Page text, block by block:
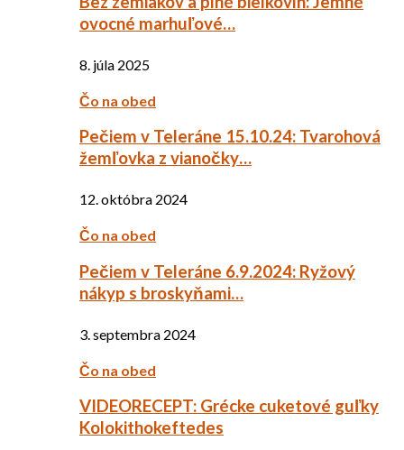
ovocné marhuľové…
8. júla 2025
Čo na obed
Pečiem v Teleráne 15.10.24: Tvarohová
žemľovka z vianočky…
12. októbra 2024
Čo na obed
Pečiem v Teleráne 6.9.2024: Ryžový
nákyp s broskyňami…
3. septembra 2024
Čo na obed
VIDEORECEPT: Grécke cuketové guľky
Kolokithokeftedes